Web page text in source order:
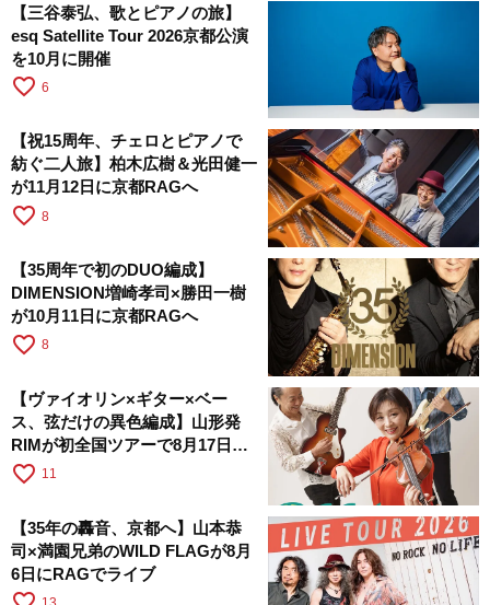
【三谷泰弘、歌とピアノの旅】
esq Satellite Tour 2026京都公演
を10月に開催
favorite_border 6
【祝15周年、チェロとピアノで
紡ぐ二人旅】柏木広樹＆光田健一
が11月12日に京都RAGへ
favorite_border 8
【35周年で初のDUO編成】
DIMENSION増崎孝司×勝田一樹
が10月11日に京都RAGへ
favorite_border 8
【ヴァイオリン×ギター×ベー
ス、弦だけの異色編成】山形発
RIMが初全国ツアーで8月17日に
RAGへ
favorite_border 11
【35年の轟音、京都へ】山本恭
司×満園兄弟のWILD FLAGが8月
6日にRAGでライブ